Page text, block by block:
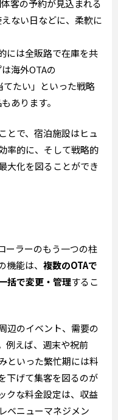
客の予約が見込まれる
ない日などに、柔軟に
には全販路で在庫を共
海外OTAの
たい」といった戦略
あります。
とで、宿泊施設はヒュ
率的に、そして戦略的
大化を図ることができ
ーラーのもう一つの柱
機能は、 複数のOTAで
括で変更・管理するこ
辺のイベント、需要の
例えば、週末や祝前
といった繁忙期には料
下げて集客を図るのが
クな料金設定は、収益
ベニューマネジメン